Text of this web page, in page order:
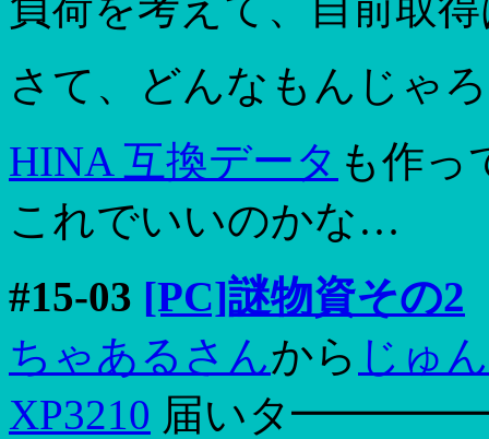
さて、どんなもんじゃ
HINA 互換データ も作っ
これでいいのかな…
#15-03 [PC]謎物資その2
ちゃあるさんから じゅ
XP3210 届いタ